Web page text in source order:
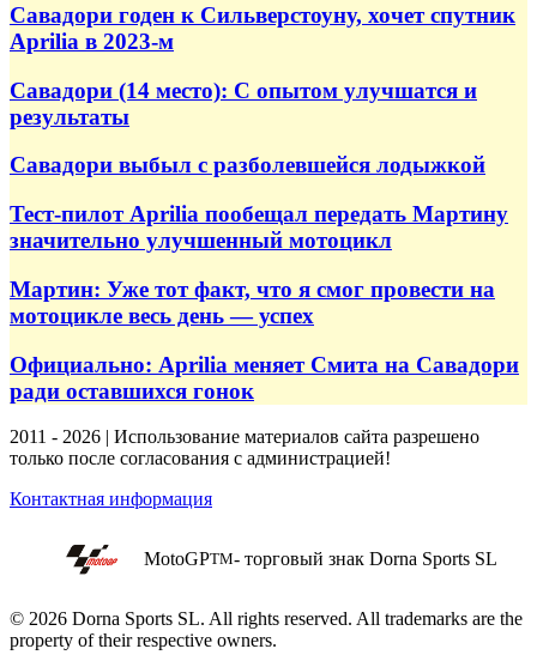
Савадори годен к Сильверстоуну, хочет спутник
Aprilia в 2023-м
Савадори (14 место): С опытом улучшатся и
результаты
Савадори выбыл с разболевшейся лодыжкой
Тест-пилот Aprilia пообещал передать Мартину
значительно улучшенный мотоцикл
Мартин: Уже тот факт, что я смог провести на
мотоцикле весь день — успех
Официально: Aprilia меняет Смита на Савадори
ради оставшихся гонок
2011 - 2026 | Использование материалов сайта разрешено
только после согласования с администрацией!
Контактная информация
MotoGPTM- торговый знак Dorna Sports SL
© 2026 Dorna Sports SL. All rights reserved. All trademarks are the
property of their respective owners.